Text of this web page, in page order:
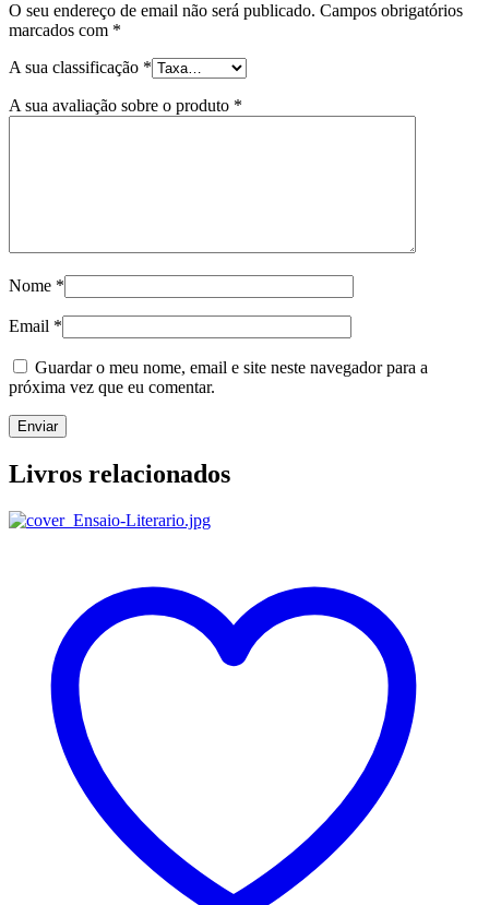
O seu endereço de email não será publicado. Campos obrigatórios
marcados com *
A sua classificação *
A sua avaliação sobre o produto *
Nome *
Email *
Guardar o meu nome, email e site neste navegador para a
próxima vez que eu comentar.
Livros relacionados